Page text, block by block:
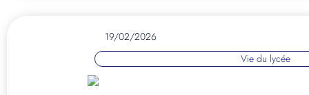
19/02/2026
Vie du lycée